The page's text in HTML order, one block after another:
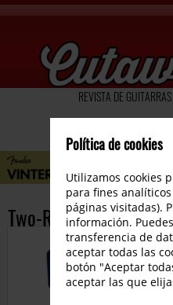
REVISTA DE GUITARRAS
Two-Rock EXO 15
Política de cookies
Utilizamos cookies
para fines
páginas visitadas).
información.
transferencia de
aceptar todas las
botón "Aceptar
aceptar las que